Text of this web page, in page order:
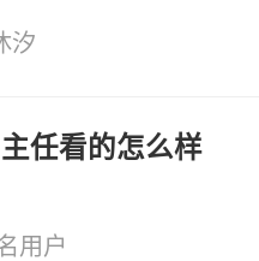
汐
任看的怎么样
用户